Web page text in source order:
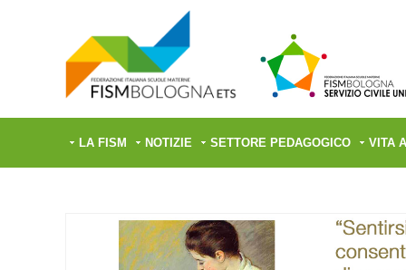
LA FISM NOTIZIE SETTORE PEDAGOGICO VITA